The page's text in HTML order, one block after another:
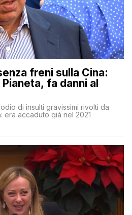
freni sulla Cina:
fa danni al
di insulti gravissimi rivolti da
era accaduto già nel 2021